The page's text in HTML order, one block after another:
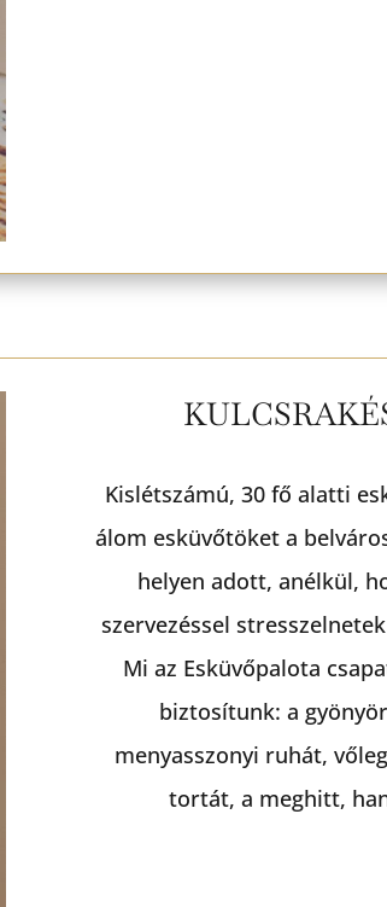
Kislétszámú, 30 fő alatti
álom esküvőtöket a
helyen adott, anélkül,
szervezéssel
Mi az Esküvőpalota
biztosítunk: a
menyasszonyi ruhát,
tortát, a meghitt,